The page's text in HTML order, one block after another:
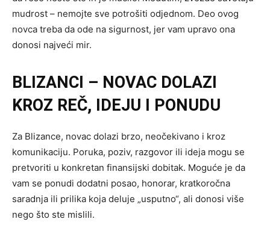
mudrost – nemojte sve potrošiti odjednom. Deo ovog
novca treba da ode na sigurnost, jer vam upravo ona
donosi najveći mir.
BLIZANCI – NOVAC DOLAZI
KROZ REČ, IDEJU I PONUDU
Za Blizance, novac dolazi brzo, neočekivano i kroz
komunikaciju. Poruka, poziv, razgovor ili ideja mogu se
pretvoriti u konkretan finansijski dobitak. Moguće je da
vam se ponudi dodatni posao, honorar, kratkoročna
saradnja ili prilika koja deluje „usputno“, ali donosi više
nego što ste mislili.